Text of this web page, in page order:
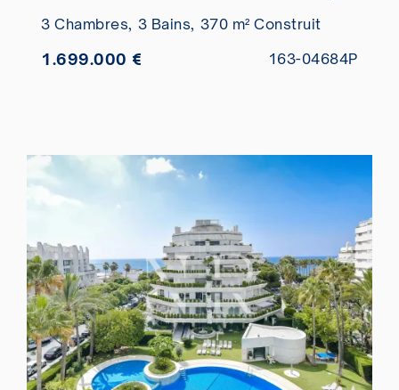
vendre
3 Chambres, 3 Bains, 370 m² Construit
1.699.000 € 163-04684P